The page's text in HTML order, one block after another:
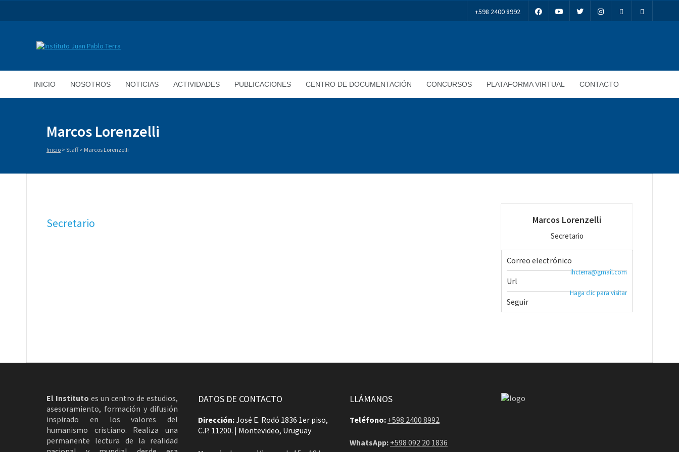
+598 2400 8992
INICIO NOSOTROS NOTICIAS ACTIVIDADES PUBLICACIONES CENTRO DE DOCUMENTACIÓN CONCURSOS PLATAFORMA VIRTUAL CONTACTO
Marcos Lorenzelli
Inicio > Staff > Marcos Lorenzelli
Secretario Marcos Lorenzelli
Secretario
Correo electrónico
ihcterra@gmail.com
Url
Haga clic para visitar
Seguir
El Instituto es un centro de estudios,
asesoramiento, formación y difusión
inspirado en los valores del
humanismo cristiano. Realiza una
permanente lectura de la realidad
DATOS DE CONTACTO
Dirección:José E. Rodó 1836 1er piso,
C.P. 11200. | Montevideo, Uruguay
LLÁMANOS
Teléfono: +598 2400 8992
WhatsApp: +598 092 20 1836